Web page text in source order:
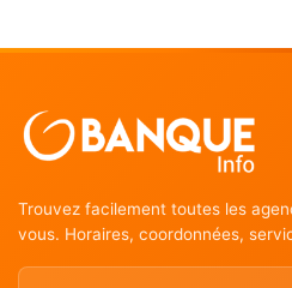
Trouvez facilement toutes les
vous. Horaires, coordonnées,